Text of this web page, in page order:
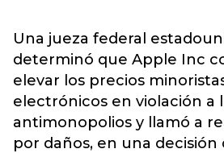
Una jueza federal
determinó que Apple Inc
elevar los precios
electrónicos en violación a
antimonopolios y llamó a
por daños, en una decisión